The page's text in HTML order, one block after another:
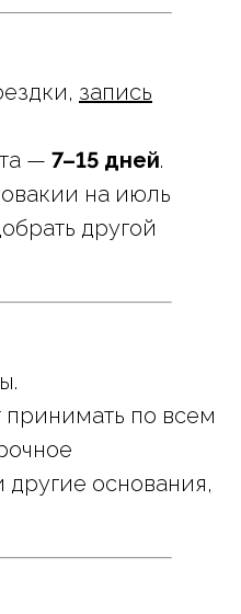
запись
— 7–15 дней.
на июль
другой
по всем
основания,